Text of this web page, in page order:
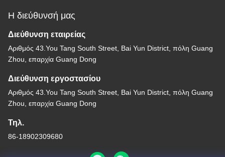
Η διεύθυνσή μας
Διεύθυνση εταιρείας
Αριθμός 43.You Tang South Street, Bai Yun District, πόλη Guang
Zhou, επαρχία Guang Dong
Διεύθυνση εργοστασίου
Αριθμός 43.You Tang South Street, Bai Yun District, πόλη Guang
Zhou, επαρχία Guang Dong
Τηλ.
86-18902309680